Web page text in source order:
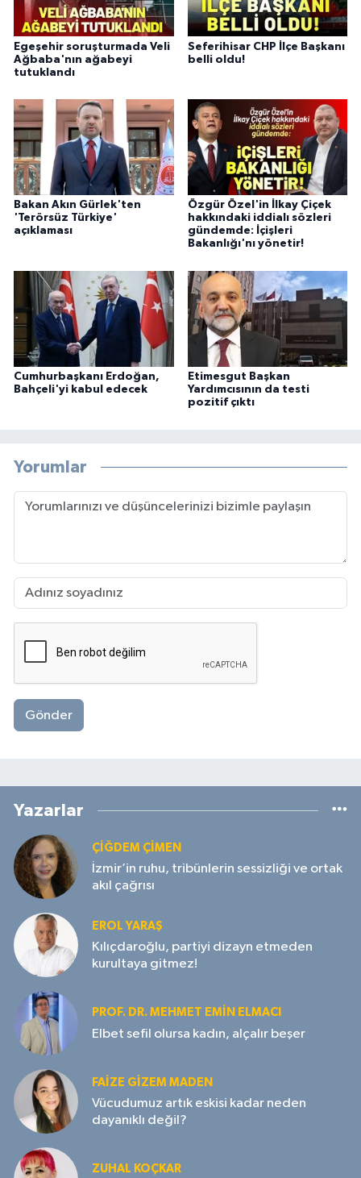
Egeşehir soruşturmada Veli
Ağbaba'nın ağabeyi
tutuklandı
Seferihisar CHP İlçe Başkanı
belli oldu!
Bakan Akın Gürlek'ten
'Terörsüz Türkiye'
açıklaması
Özgür Özel'in İlkay Çiçek
hakkındaki iddialı sözleri
gündemde: İçişleri
Bakanlığı'nı yönetir!
Cumhurbaşkanı Erdoğan,
Bahçeli'yi kabul edecek
Etimesgut Başkan
Yardımcısının da testi
pozitif çıktı
Yorumlar
Gönder
Yazarlar
ÇIĞDEM ÇIMEN
İzmir’in ruhu, tribünlerin sessizliği ve ortak
akıl çağrısı
EROL YARAŞ
Kılıçdaroğlu, partiyi dizayn etmeden
kurultaya gitmez!
PROF. DR. MEHMET EMIN ELMACI
Elbet sefil olursa kadın, alçalır beşer
FAIZE GIZEM MADEN
Vücudumuz artık eskisi kadar neden
dayanıklı değil?
ZUHAL KOÇKAR